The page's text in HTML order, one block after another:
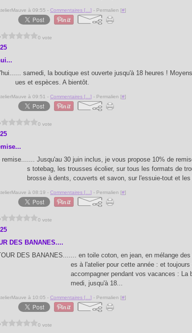
à 09:55 - Commentaires [ ] - Permalien [#]
0 vote
... samedi, la boutique est ouverte jusqu'à 18 heures !
ues et espèces. A bientôt.
à 09:51 - Commentaires [ ] - Permalien [#]
0 vote
.... Jusqu'au 30 juin inclus, je vous propose 10% de
s totebag, les trousses écolier, sur tous les formats de
brosse à dents, couverts et savon, sur l'essuie-tout et
à 08:19 - Commentaires [ ] - Permalien [#]
0 vote
DES BANANES....
... en toile coton, en jean, en mélange
es à l'atelier pour cette année : et
accompagner pendant vos vacances : La
medi, jusqu'à 18...
à 10:05 - Commentaires [ ] - Permalien [#]
0 vote